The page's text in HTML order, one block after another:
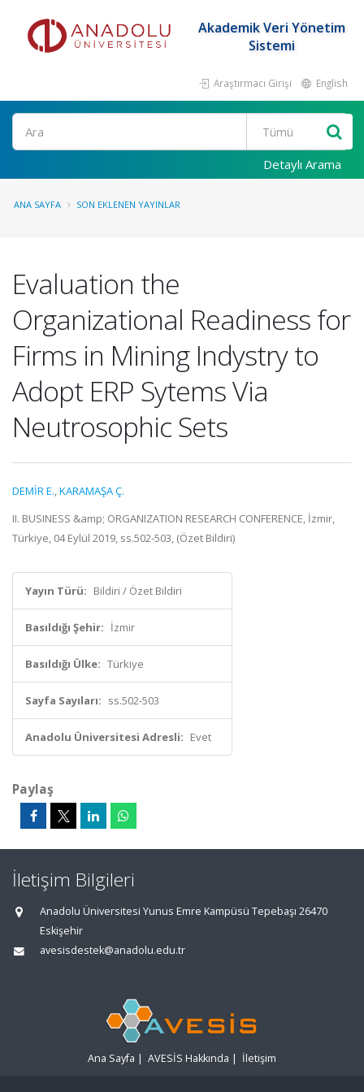
Akademik Veri Yönetim
Sistemi
Araştırmacı Girişi English
Ara
Detaylı Arama
ANA SAYFA SON EKLENEN YAYINLAR
Evaluation the
Organizational Readiness for
Firms in Mining Indystry to
Adopt ERP Sytems Via
Neutrosophic Sets
DEMİR E.,KARAMAŞA Ç.
II. BUSINESS &amp; ORGANIZATION RESEARCH CONFERENCE, İzmir,
Türkiye, 04 Eylül 2019, ss.502-503, (Özet Bildiri)
Yayın Türü: Bildiri / Özet Bildiri
Basıldığı Şehir: İzmir
Basıldığı Ülke: Türkiye
Sayfa Sayıları: ss.502-503
Anadolu Üniversitesi Adresli: Evet
Paylaş
İletişim Bilgileri
Anadolu Üniversitesi Yunus Emre Kampüsü Tepebaşı 26470
Eskişehir
avesisdestek@anadolu.edu.tr
Ana Sayfa | AVESİS Hakkında | İletişim